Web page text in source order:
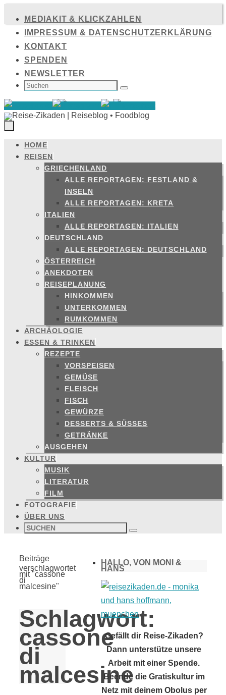
Inhalt
springen
MEDIAKIT & KLICKZAHLEN
IMPRESSUM & DATENSCHUTZERKLÄRUNG
KONTAKT
SPENDEN
NEWSLETTER
SUCHEN
NACH: Suchen
Zum
Inhalt
springen
HOME
REISEN
GRIECHENLAND
ALLE REPORTAGEN: FESTLAND &
INSELN
ALLE REPORTAGEN: KRETA
ITALIEN
ALLE REPORTAGEN: ITALIEN
DEUTSCHLAND
ALLE REPORTAGEN: DEUTSCHLAND
ÖSTERREICH
ANEKDOTEN
REISEPLANUNG
HINKOMMEN
UNTERKOMMEN
RUMKOMMEN
ARCHÄOLOGIE
ESSEN & TRINKEN
REZEPTE
VORSPEISEN
GEMÜSE
FLEISCH
FISCH
GEWÜRZE
DESSERTS & SÜSSES
GETRÄNKE
AUSGEHEN
KULTUR
MUSIK
LITERATUR
FILM
FOTOGRAFIE
ÜBER UNS
Suchen
nach: Suchen
Start
Beiträge
verschlagwortet
mit "cassone
di
malcesine"
Schlagwort:
cassone
di
malcesine
HALLO, VON MONI &
HANS
Gefällt dir Reise-Zikaden?
Dann unterstütze unsere
Arbeit mit einer Spende.
Beende die Gratiskultur im
Netz mit deinem Obolus per